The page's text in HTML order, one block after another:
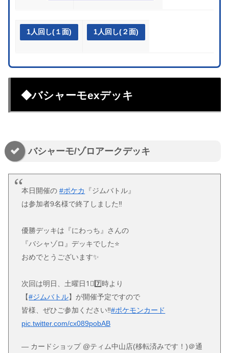
1人回し(１面) 1人回し(２面)
◆バシャーモexデッキ
バシャーモ/ゾロアークデッキ
本日開催の#ポケカ
『ジムバトル』
は参加者9名様で終了しました‼
優勝デッキは『にわっち』さんの
『バシャゾロ』デッキでした⭐
おめでとうございます✨
次回は明日、土曜日1⃣7️⃣時より
【#ジムバトル】が開催予定ですので
皆様、ぜひご参加ください‼#ポケモンカード
pic.twitter.com/cx089pobAB
— カードショップ @ティム中山店(移転済みです！)＠通